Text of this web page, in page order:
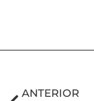
ANTERIOR